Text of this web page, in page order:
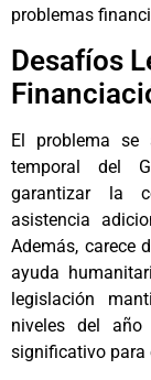
problemas
Desafíos
El problema se
temporal del
garantizar la
asistencia
Además, carece
ayuda
legislación
niveles del
significativo para